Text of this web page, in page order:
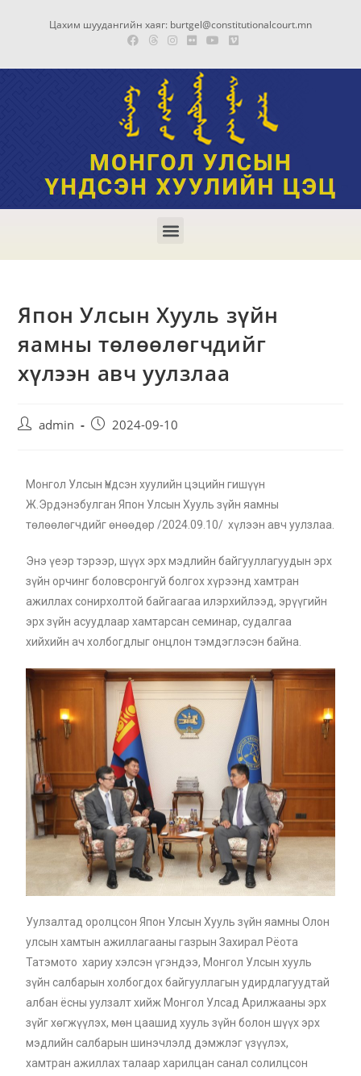
Цахим шуудангийн хаяг: burtgel@constitutionalcourt.mn
Япон Улсын Хууль зүйн
яамны төлөөлөгчдийг
хүлээн авч уулзлаа
admin 2024-09-10
Монгол Улсын Үндсэн хуулийн цэцийн гишүүн
Ж.Эрдэнэбулган Япон Улсын Хууль зүйн яамны
төлөөлөгчдийг өнөөдөр /2024.09.10/ хүлээн авч уулзлаа.
Энэ үеэр тэрээр, шүүх эрх мэдлийн байгууллагуудын эрх
зүйн орчинг боловсронгуй болгох хүрээнд хамтран
ажиллах сонирхолтой байгаагаа илэрхийлээд, эрүүгийн
эрх зүйн асуудлаар хамтарсан семинар, судалгаа
хийхийн ач холбогдлыг онцлон тэмдэглэсэн байна.
Уулзалтад оролцсон Япон Улсын Хууль зүйн яамны Олон
улсын хамтын ажиллагааны газрын Захирал Рёота
Татэмото хариу хэлсэн үгэндээ, Монгол Улсын хууль
зүйн салбарын холбогдох байгууллагын удирдлагуудтай
албан ёсны уулзалт хийж Монгол Улсад Арилжааны эрх
зүйг хөгжүүлэх, мөн цаашид хууль зүйн болон шүүх эрх
мэдлийн салбарын шинэчлэлд дэмжлэг үзүүлэх,
хамтран ажиллах талаар харилцан санал солилцсон